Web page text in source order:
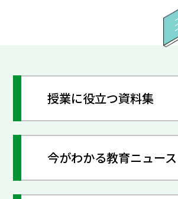
授業に役立つ資料集
今がわかる教育ニュース